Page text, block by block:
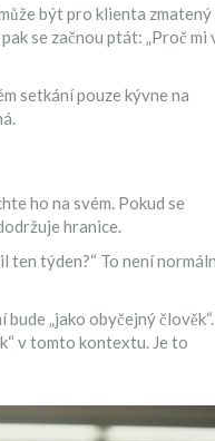
být pro klienta zmatený
se začnou ptát: „Proč mi
setkání pouze kývne na
ho na svém. Pokud se
hranice.
ten týden?“ To není
„jako obyčejný člověk“.
v tomto kontextu. Je to